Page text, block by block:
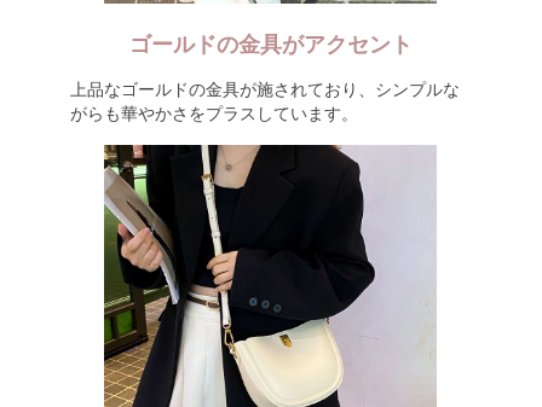
ゴールドの金具がアクセント
上品なゴールドの金具が施されており、シンプルな
がらも華やかさをプラスしています。